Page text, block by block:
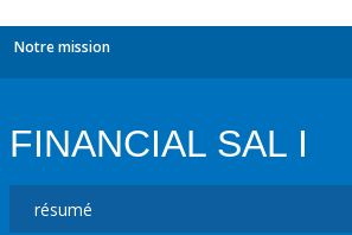
Notre mission
FINANCIAL SAL I